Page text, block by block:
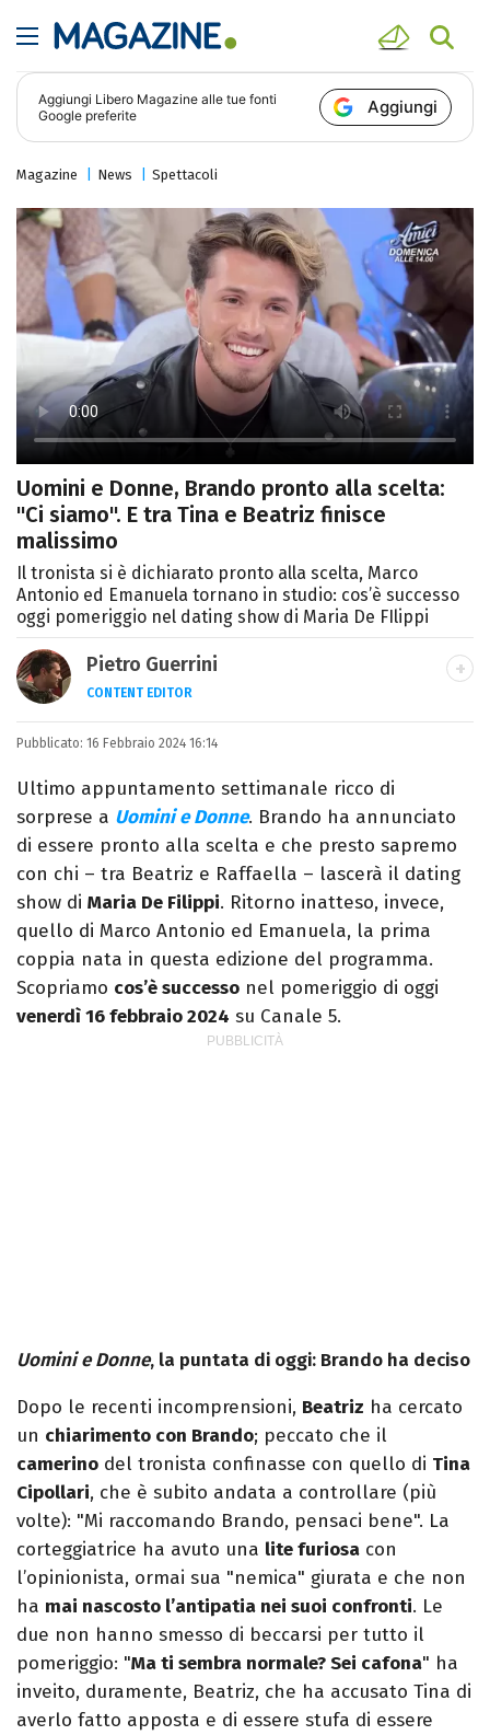
Aggiungi Libero Magazine alle tue fonti
Google preferite
Aggiungi
Magazine News Spettacoli
Uomini e Donne, Brando pronto alla scelta:
"Ci siamo". E tra Tina e Beatriz finisce
malissimo
Il tronista si è dichiarato pronto alla scelta, Marco
Antonio ed Emanuela tornano in studio: cos’è successo
oggi pomeriggio nel dating show di Maria De FIlippi
Pietro Guerrini
CONTENT EDITOR
Laurea in Lettere, smania di viaggi e
Pixar).
Pubblicato: 16 Febbraio 2024 16:14
Ultimo appuntamento settimanale ricco di
sorprese a Uomini e Donne. Brando ha annunciato
di essere pronto alla scelta e che presto sapremo
con chi – tra Beatriz e Raffaella – lascerà il dating
show di Maria De Filippi. Ritorno inatteso, invece,
quello di Marco Antonio ed Emanuela, la prima
coppia nata in questa edizione del programma.
Scopriamo cos’è successo nel pomeriggio di oggi
venerdì 16 febbraio 2024 su Canale 5.
Uomini e Donne, la puntata di oggi: Brando ha deciso
Dopo le recenti incomprensioni, Beatriz ha cercato
un chiarimento con Brando; peccato che il
camerino del tronista confinasse con quello di Tina
Cipollari, che è subito andata a controllare (più
volte): "Mi raccomando Brando, pensaci bene". La
corteggiatrice ha avuto una lite furiosa con
l’opinionista, ormai sua "nemica" giurata e che non
ha mai nascosto l’antipatia nei suoi confronti. Le
due non hanno smesso di beccarsi per tutto il
pomeriggio: "Ma ti sembra normale? Sei cafona" ha
inveito, duramente, Beatriz, che ha accusato Tina di
averlo fatto apposta e di essere stufa di essere